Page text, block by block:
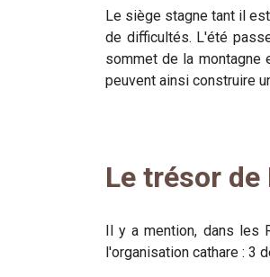
Le siège stagne tant il
de difficultés. L'été
sommet de la montagne
peuvent ainsi construire
Le trésor
Il y a mention, dans les
l'organisation cathare : 3